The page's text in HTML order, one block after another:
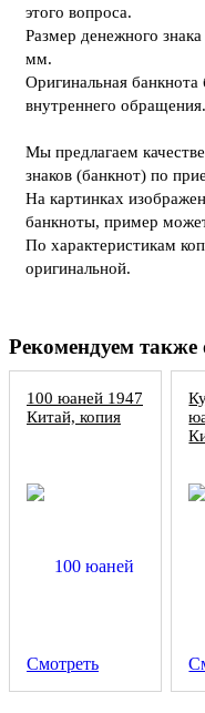
этого вопроса.
Размер денежного
мм.
Оригинальная
внутреннего обращения.
Мы предлагаем
знаков (банкнот) по
На картинках
банкноты, пример
По характеристикам
оригинальной.
Рекомендуем
100 юаней 1947
Китай, копия
Смотреть